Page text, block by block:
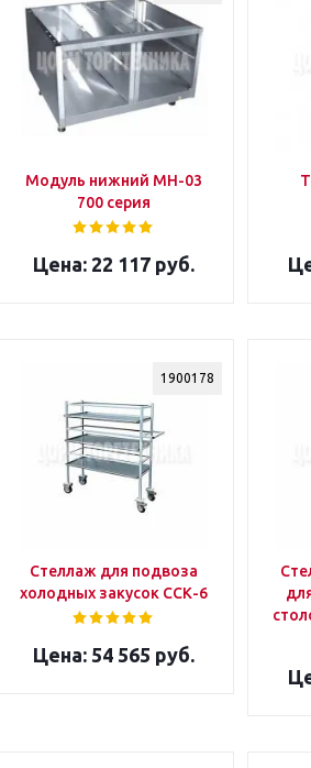
Модуль нижний МН-03
700 серия
22 117 руб.
1900178
Стеллаж для подвоза
холодных закусок ССК-6
54 565 руб.